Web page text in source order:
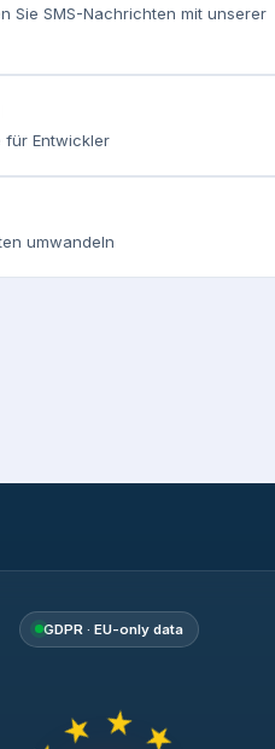
Sie SMS-Nachrichten mit unserer
für Entwickler
umwandeln
GDPR · EU-only data